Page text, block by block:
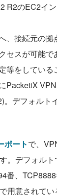
R2のEC2イ
、接続元の拠
セスが可能で
等をしている
PacketiX
。デフォルト
ポートで、
。デフォル
番、
用意されて